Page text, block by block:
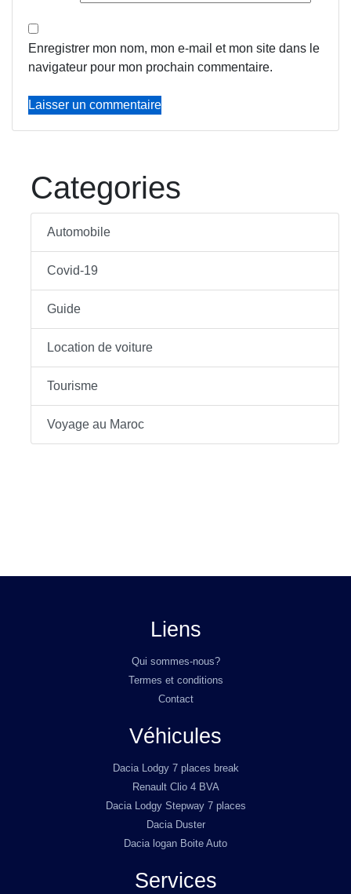
Enregistrer mon nom, mon e-mail et mon site dans le
navigateur pour mon prochain commentaire.
Categories
Automobile
Covid-19
Guide
Location de voiture
Tourisme
Voyage au Maroc
Liens
Qui sommes-nous?
Termes et conditions
Contact
Véhicules
Dacia Lodgy 7 places break
Renault Clio 4 BVA
Dacia Lodgy Stepway 7 places
Dacia Duster
Dacia logan Boite Auto
Services